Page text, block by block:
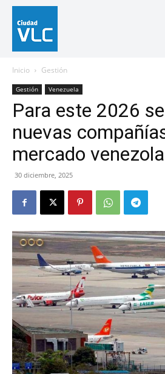
Inicio Gestión
Gestión Venezuela
Para este 2026
nuevas
mercado
30 diciembre, 2025